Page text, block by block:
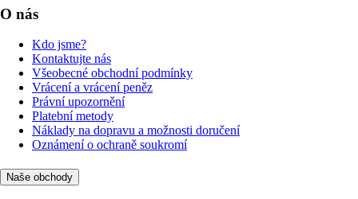
O nás
Kdo jsme?
Kontaktujte nás
Všeobecné obchodní podmínky
Vrácení a vrácení peněz
Právní upozornění
Platební metody
Náklady na dopravu a možnosti doručení
Oznámení o ochraně soukromí
Naše obchody